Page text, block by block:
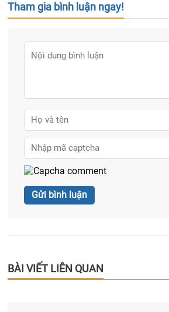
Tham gia bình luận ngay!
BÀI VIẾT LIÊN QUAN